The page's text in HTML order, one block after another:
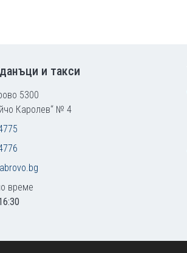
и такси
5300
Каролев“ № 4
време